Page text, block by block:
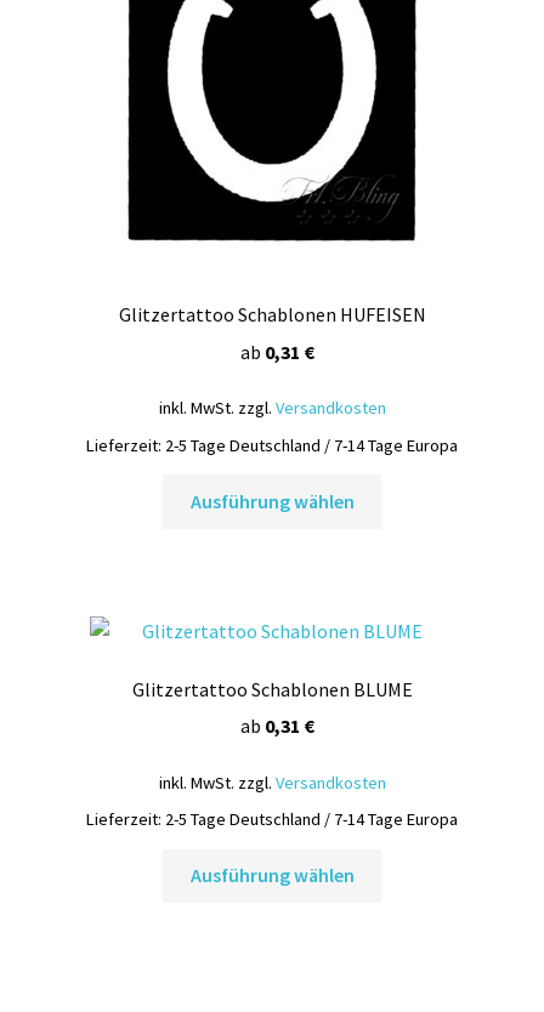
können
Produktseite
gewählt
werden
Glitzertattoo Schablonen HUFEISEN
ab 0,31 €
inkl. MwSt. zzgl. Versandkosten
Lieferzeit: 2-5 Tage Deutschland / 7-14 Tage Europa
Ausführung wählen
auf.
Optionen
der
Produktseite
Glitzertattoo Schablonen BLUME
ab 0,31 €
inkl. MwSt. zzgl. Versandkosten
Lieferzeit: 2-5 Tage Deutschland / 7-14 Tage Europa
Ausführung wählen